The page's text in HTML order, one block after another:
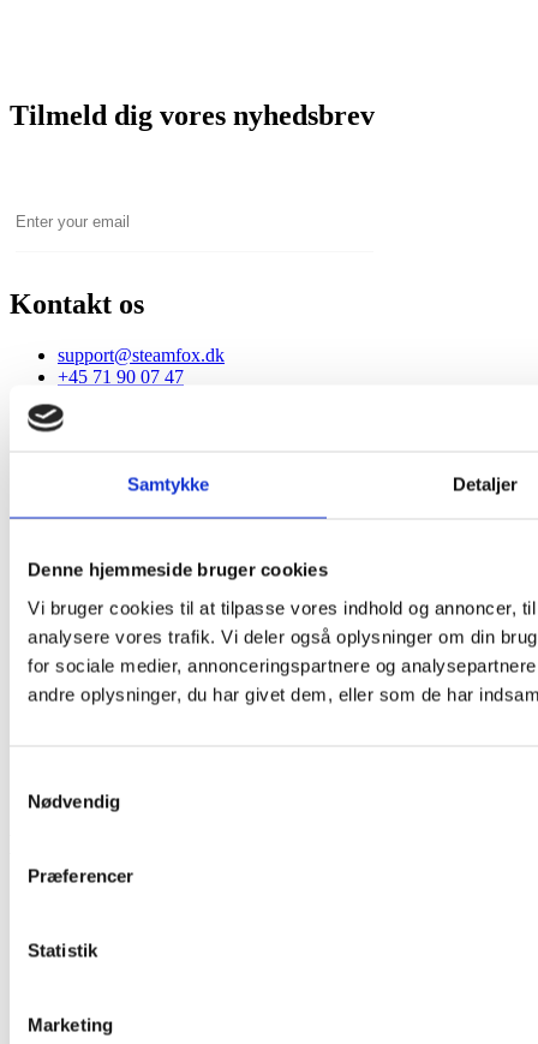
Samtykke Detaljer
Denne hjemmeside bruger cookies
Vi bruger cookies til at tilpasse vores indhold og annoncer,
analysere vores trafik. Vi deler også oplysninger om din
for sociale medier, annonceringspartnere og
andre oplysninger, du har givet dem, eller som de har
Nødvendig
Præferencer
Statistik
Marketing
Tilmeld dig vores nyhedsbrev
Kontakt os
support@steamfox.dk
+45 71 90 07 47
Om os
Rabat & fordels klub
Erhverv
FAQ
Blog - tips og tricks
Services
Varevognvask
Handelsbetingelser